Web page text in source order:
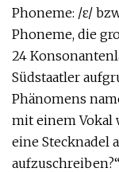
Phoneme: /ɛ/
Phoneme, die
24
Südstaatler
Phänomens
mit einem Vokal
eine Stecknadel